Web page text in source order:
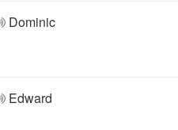
Dominic
Edward